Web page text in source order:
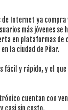
Internet ya compra
más jóvenes
en plataformas de
la ciudad de Pilar.
y rápido, y el
cuentan con